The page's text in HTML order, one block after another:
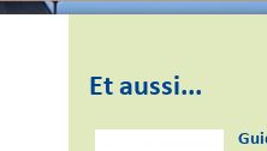
Et aussi...